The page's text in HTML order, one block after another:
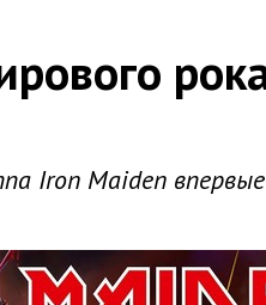
Iron Maiden